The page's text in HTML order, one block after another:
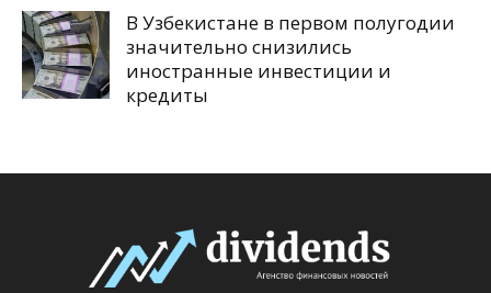
В Узбекистане в первом полугодии
значительно снизились
иностранные инвестиции и
кредиты